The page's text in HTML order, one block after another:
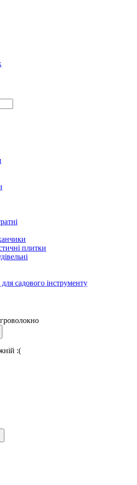
плитки
садового інструменту
:(